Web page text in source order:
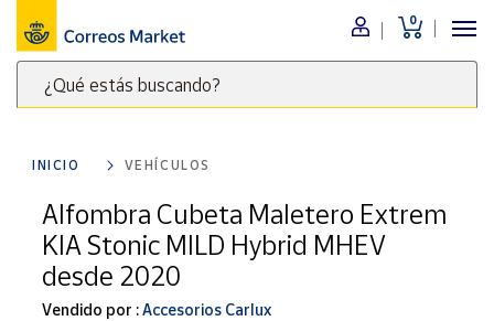
0
¿Qué estás buscando?
clave
para
buscar
productos
Correos
Menú
Nuestro
catálogo
Alimentación
Bebidas
Ocio y cultura
Juguetes y
juegos
INICIO VEHÍCULOS
Alfombra Cubeta Maletero Extrem
KIA Stonic MILD Hybrid MHEV
desde 2020
Vendido por :Accesorios Carlux